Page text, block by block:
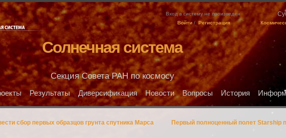
Вход в систему не произведен
Войти / Регистрация
Солнечная система
Секция Совета РАН по космосу
Результаты Диверсификация Новости Вопросы История
Первый полноценный полет Starship
сбор первых образцов грунта спутника Марса